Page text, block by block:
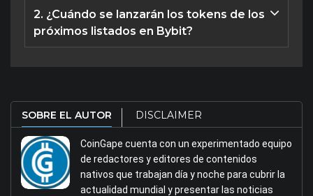
de los perfiles de riesgo y los objetivos de los
inversores.
2. ¿Cuándo se lanzarán los tokens de los
próximos listados en Bybit?
Los tokens de los próximos listados de Bybit son para
fines informativos y tienen un gran potencial. Sin
SOBRE EL AUTOR DISCLAIMER
CoinGape cuenta con un experimentado equipo
de redactores y editores de contenidos
nativos que trabajan día y noche para cubrir la
actualidad mundial y presentar las noticias